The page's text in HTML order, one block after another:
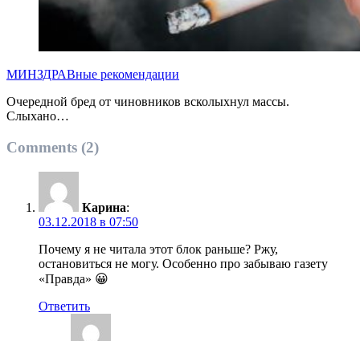
МИНЗДРАВные рекомендации
Очередной бред от чиновников всколыхнул массы.
Слыхано…
Comments (2)
Карина:
03.12.2018 в 07:50
Почему я не читала этот блок раньше? Ржу,
остановиться не могу. Особенно про забываю газету
«Правда» 😀
Ответить